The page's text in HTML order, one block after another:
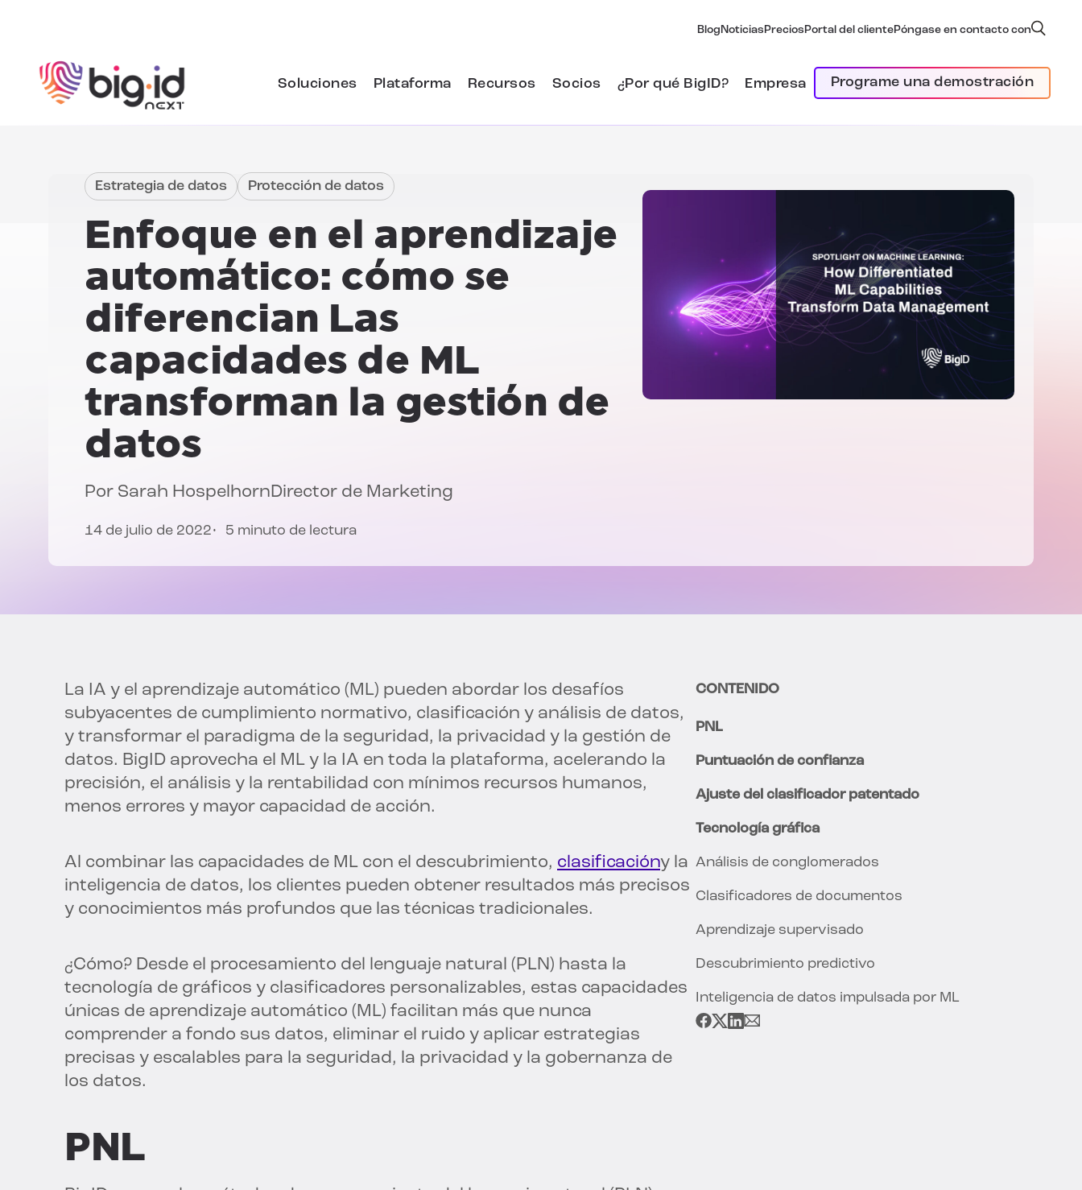
Blog Noticias Precios Portal del clientePóngase en contacto con
Soluciones Plataforma Recursos Socios ¿Por qué BigID? Empresa Programe una demostración
Estrategia de datos Protección de datos
Enfoque en el aprendizaje
automático: cómo se
diferencian Las
capacidades de ML
transforman la gestión de
datos
Por Sarah HospelhornDirector de Marketing
14 de julio de 2022 5 minuto de lectura
La IA y el aprendizaje automático (ML) pueden abordar los desafíos
subyacentes de cumplimiento normativo, clasificación y análisis de datos,
y transformar el paradigma de la seguridad, la privacidad y la gestión de
datos. BigID aprovecha el ML y la IA en toda la plataforma, acelerando la
precisión, el análisis y la rentabilidad con mínimos recursos humanos,
menos errores y mayor capacidad de acción.
Al combinar las capacidades de ML con el descubrimiento, clasificacióny la
inteligencia de datos, los clientes pueden obtener resultados más precisos
y conocimientos más profundos que las técnicas tradicionales.
¿Cómo? Desde el procesamiento del lenguaje natural (PLN) hasta la
tecnología de gráficos y clasificadores personalizables, estas capacidades
únicas de aprendizaje automático (ML) facilitan más que nunca
comprender a fondo sus datos, eliminar el ruido y aplicar estrategias
precisas y escalables para la seguridad, la privacidad y la gobernanza de
los datos.
PNL
CONTENIDO
PNL
Puntuación de confianza
Ajuste del clasificador patentado
Tecnología gráfica
Análisis de conglomerados
Clasificadores de documentos
Aprendizaje supervisado
Descubrimiento predictivo
Inteligencia de datos impulsada por ML